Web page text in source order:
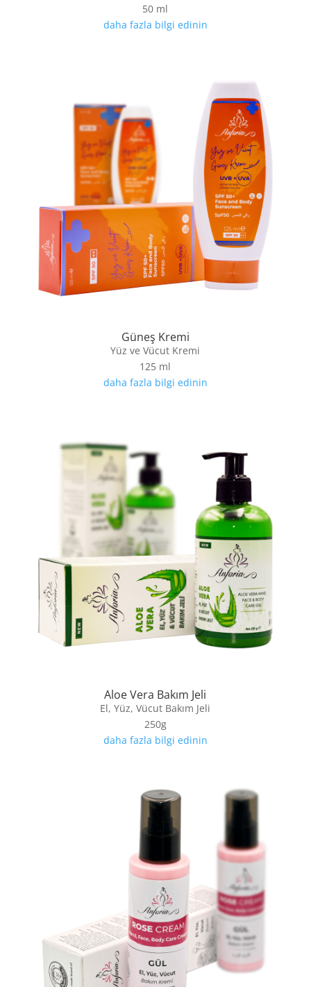
50 ml
daha fazla bilgi edinin
Güneş Kremi
Yüz ve Vücut Kremi
125 ml
daha fazla bilgi edinin
Aloe Vera Bakım Jeli
El, Yüz, Vücut Bakım Jeli
250g
daha fazla bilgi edinin